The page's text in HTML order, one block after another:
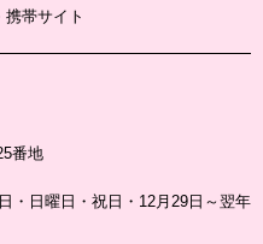
携帯サイト
番地
・日曜日・祝日・12月29日～翌年